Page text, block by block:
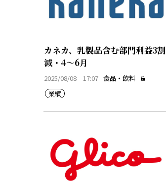
カネカ、乳製品含む部門利益3割
減・4～6月
2025/08/08 17:07 食品・飲料
業績